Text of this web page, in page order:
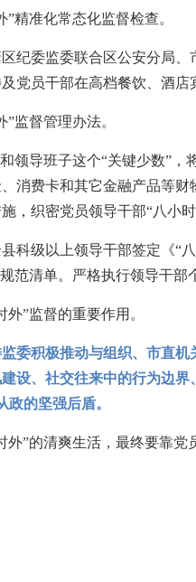
准化常态化监督检查。
委监委联合区公安分局、
党员干部在高档餐饮、酒
督管理办法。
导班子这个“关键少数”，
消费卡和其它金融产品等
，织密党员领导干部“八小时
级以上领导干部签定《“八
范清单。严格执行领导干
”监督的重要作用。
委积极推动与组织、市直
设、社交往来中的行为边
的坚强后盾。
的清爽生活，最终要靠党